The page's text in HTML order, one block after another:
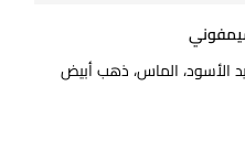
الأسود، الماس، ذهب أبيض